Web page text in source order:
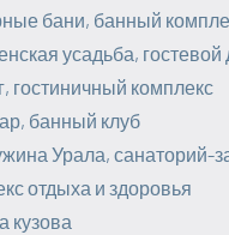
бани, банный
усадьба, гостевой
гостиничный комплекс
банный клуб
Урала, санаторий-
отдыха и здоровья
кузова